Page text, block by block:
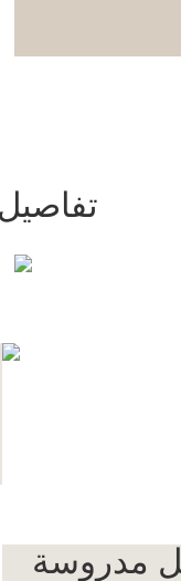
مدروسة